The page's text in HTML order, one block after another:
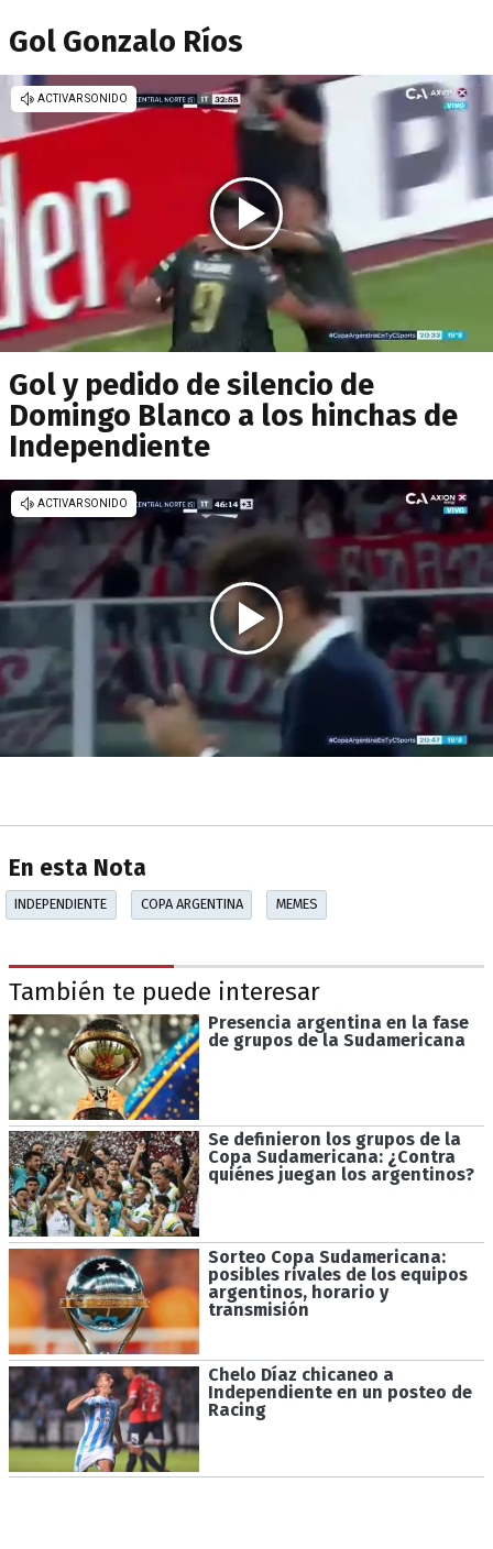
Gol Gonzalo Ríos
Gol y pedido de silencio de
Domingo Blanco a los hinchas de
Independiente
En esta Nota
INDEPENDIENTE COPA ARGENTINA MEMES
También te puede interesar
Presencia argentina en la fase
de grupos de la Sudamericana
Se definieron los grupos de la
Copa Sudamericana: ¿Contra
quiénes juegan los argentinos?
Sorteo Copa Sudamericana:
posibles rivales de los equipos
argentinos, horario y
transmisión
Chelo Díaz chicaneo a
Independiente en un posteo de
Racing